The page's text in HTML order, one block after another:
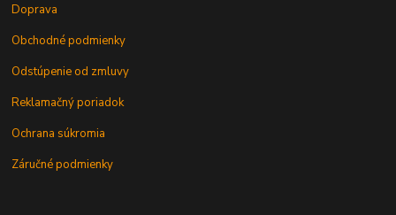
Doprava
Obchodné podmienky
Odstúpenie od zmluvy
Reklamačný poriadok
Ochrana súkromia
Záručné podmienky